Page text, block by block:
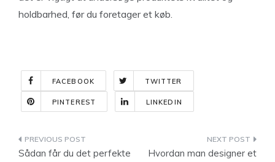
holdbarhed, før du foretager et køb.
FACEBOOK TWITTER
PINTEREST LINKEDIN
Indlægsnavigation
Sådan får du det perfekte
Hvordan man designer et